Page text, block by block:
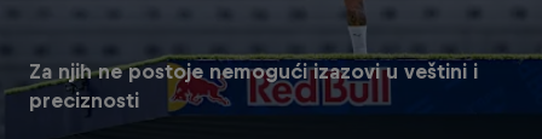
Za njih ne postoje nemogući izazovi u veštini i
preciznosti